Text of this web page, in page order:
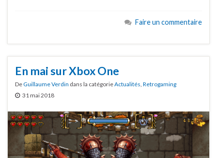
Faire un commentaire
En mai sur Xbox One
DeGuillaume Verdin dans la catégorieActualités, Retrogaming
31 mai 2018